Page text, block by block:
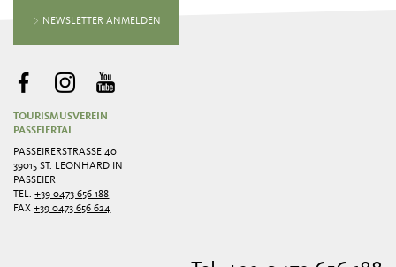
NEWSLETTER ANMELDEN
TOURISMUSVEREIN
PASSEIERTAL
PASSEIRERSTRASSE 40
39015 ST. LEONHARD IN
PASSEIER
TEL.+39 0473 656 188
FAX+39 0473 656 624